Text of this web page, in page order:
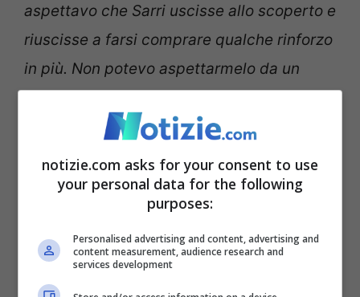
aspettavo che Sarri uscisse allo scoperto e
riuscisse a farsi comprare qualche rinforzo
in più. Non potevo aspettarmelo da un
Primavera come Inzaghi, ma da Sarri si.
Aspetto delle dichiarazioni chiare da parte
sua, sennò devo pensare che sposi anche
lui questo modo di lavorare e gli stessi
obiettivi della società”.
notizie.com asks for your consent to use
your personal data for the following
purposes:
Personalised advertising and content, advertising and
content measurement, audience research and
services development